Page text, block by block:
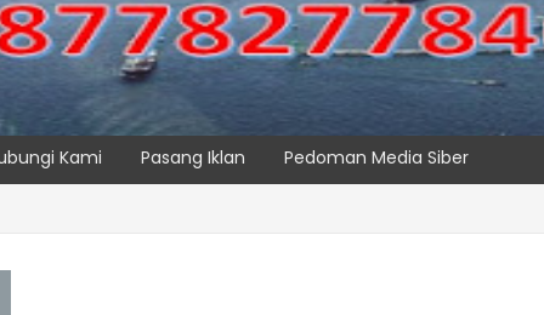
Kami Pasang Iklan Pedoman Media Siber